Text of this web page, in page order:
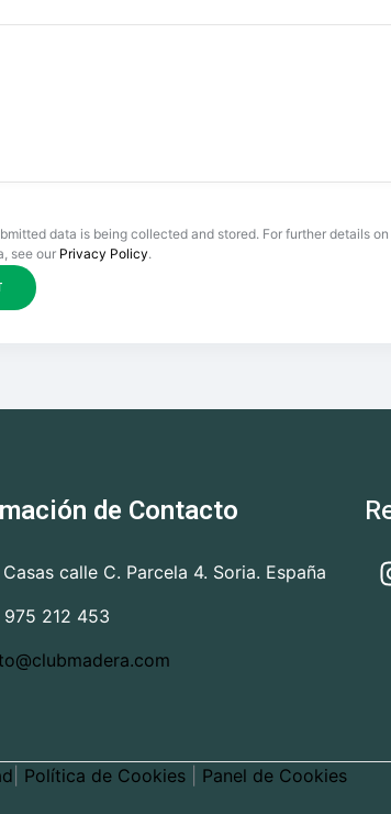
data is being collected and stored. For further details on
see our Privacy Policy.
de Contacto
Casas calle C. Parcela 4. Soria. España
212 453
Política de Cookies Panel de Cookies